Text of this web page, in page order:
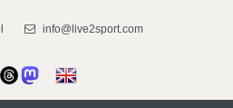
info@live2sport.com